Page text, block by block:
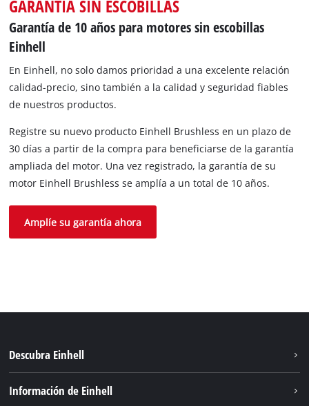
GARANTÍA SIN ESCOBILLAS
Garantía de 10 años para motores sin escobillas
Einhell
En Einhell, no solo damos prioridad a una excelente relación
calidad-precio, sino también a la calidad y seguridad fiables
de nuestros productos.
Registre su nuevo producto Einhell Brushless en un plazo de
30 días a partir de la compra para beneficiarse de la garantía
ampliada del motor. Una vez registrado, la garantía de su
motor Einhell Brushless se amplía a un total de 10 años.
Amplíe su garantía ahora
Descubra Einhell
Información de Einhell